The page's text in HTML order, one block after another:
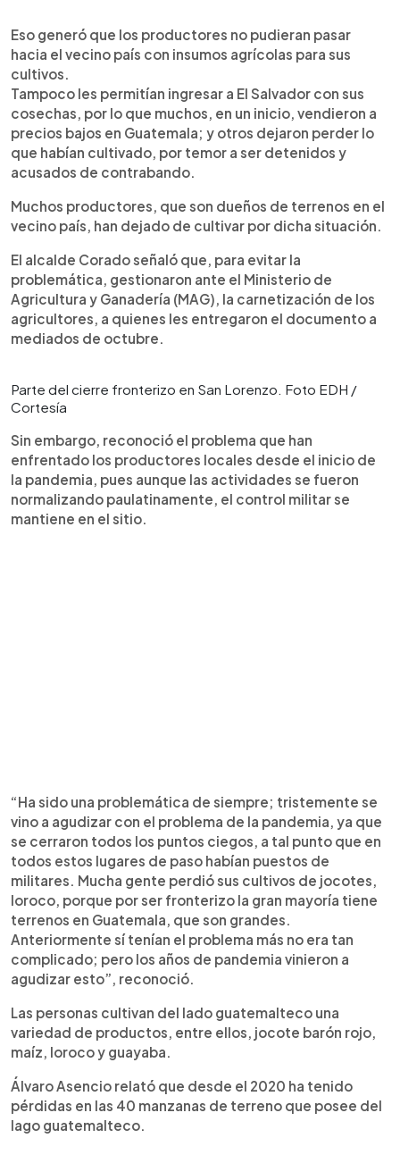
Eso generó que los productores no pudieran pasar
hacia el vecino país con insumos agrícolas para sus
cultivos.
Tampoco les permitían ingresar a El Salvador con sus
cosechas, por lo que muchos, en un inicio, vendieron a
precios bajos en Guatemala; y otros dejaron perder lo
que habían cultivado, por temor a ser detenidos y
acusados de contrabando.
Muchos productores, que son dueños de terrenos en el
vecino país, han dejado de cultivar por dicha situación.
El alcalde Corado señaló que, para evitar la
problemática, gestionaron ante el Ministerio de
Agricultura y Ganadería (MAG), la carnetización de los
agricultores, a quienes les entregaron el documento a
mediados de octubre.
Parte del cierre fronterizo en San Lorenzo. Foto EDH /
Cortesía
Sin embargo, reconoció el problema que han
enfrentado los productores locales desde el inicio de
la pandemia, pues aunque las actividades se fueron
normalizando paulatinamente, el control militar se
mantiene en el sitio.
“Ha sido una problemática de siempre; tristemente se
vino a agudizar con el problema de la pandemia, ya que
se cerraron todos los puntos ciegos, a tal punto que en
todos estos lugares de paso habían puestos de
militares. Mucha gente perdió sus cultivos de jocotes,
loroco, porque por ser fronterizo la gran mayoría tiene
terrenos en Guatemala, que son grandes.
Anteriormente sí tenían el problema más no era tan
complicado; pero los años de pandemia vinieron a
agudizar esto”, reconoció.
Las personas cultivan del lado guatemalteco una
variedad de productos, entre ellos, jocote barón rojo,
maíz, loroco y guayaba.
Álvaro Asencio relató que desde el 2020 ha tenido
pérdidas en las 40 manzanas de terreno que posee del
lago guatemalteco.